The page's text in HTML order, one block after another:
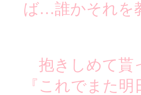
ば…誰かそれを
抱きしめて貰
『これでまた